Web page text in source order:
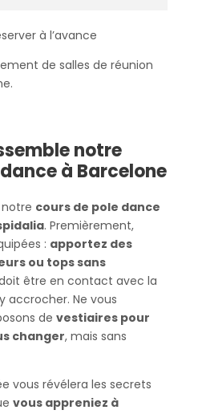
à l’avance
de salles de réunion
notre
à Barcelone
cours de pole dance
. Premièrement,
: apportez des
ou tops sans
être en contact avec la
accrocher. Ne vous
de vestiaires pour
changer, mais sans
vous révélera les secrets
vous appreniez à